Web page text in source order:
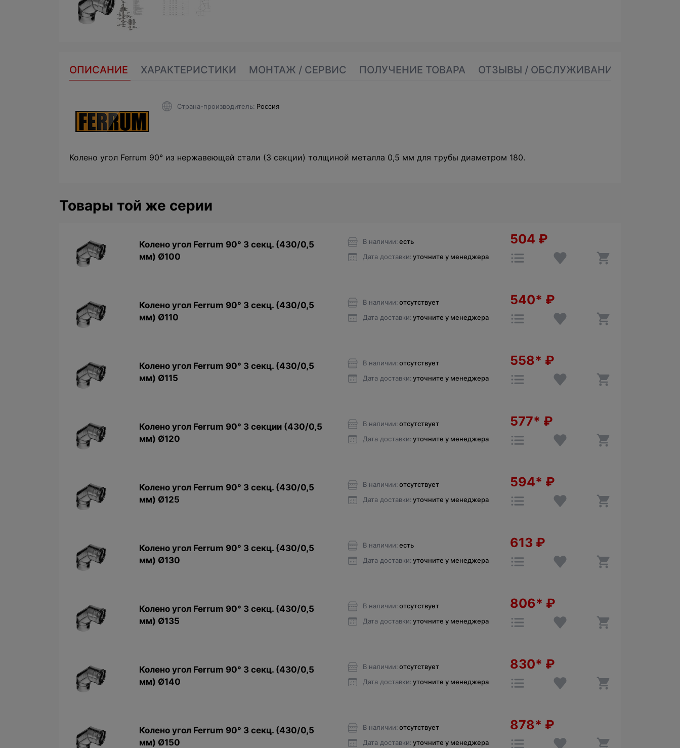
ОПИСАНИЕ ХАРАКТЕРИСТИКИ МОНТАЖ / СЕРВИС ПОЛУЧЕНИЕ ТОВАРА ОТЗЫВЫ / ОБСЛУЖИВАНИЕ
Страна-производитель Россия
Колено угол Ferrum 90° из нержавеющей стали (3 секции) толщиной металла 0,5 мм для трубы диаметром 180.
Товары той же серии
Колено угол Ferrum 90° 3 секц. (430/0,5
мм) Ø100
В наличии: есть
Дата доставки: уточните у менеджера
504 ₽
Колено угол Ferrum 90° 3 секц. (430/0,5
мм) Ø110
В наличии: отсутствует
Дата доставки: уточните у менеджера
540* ₽
Колено угол Ferrum 90° 3 секц. (430/0,5
мм) Ø115
В наличии: отсутствует
Дата доставки: уточните у менеджера
558* ₽
Колено угол Ferrum 90° 3 секции (430/0,5
мм) Ø120
В наличии: отсутствует
Дата доставки: уточните у менеджера
577* ₽
Колено угол Ferrum 90° 3 секц. (430/0,5
мм) Ø125
В наличии: отсутствует
Дата доставки: уточните у менеджера
594* ₽
Колено угол Ferrum 90° 3 секц. (430/0,5
мм) Ø130
В наличии: есть
Дата доставки: уточните у менеджера
613 ₽
Колено угол Ferrum 90° 3 секц. (430/0,5
мм) Ø135
В наличии: отсутствует
Дата доставки: уточните у менеджера
806* ₽
Колено угол Ferrum 90° 3 секц. (430/0,5
мм) Ø140
В наличии: отсутствует
Дата доставки: уточните у менеджера
830* ₽
Колено угол Ferrum 90° 3 секц. (430/0,5
мм) Ø150
В наличии: отсутствует
Дата доставки: уточните у менеджера
878* ₽